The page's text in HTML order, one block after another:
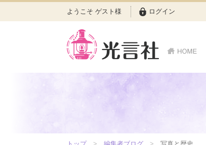
ようこそ ゲスト様 ログイン